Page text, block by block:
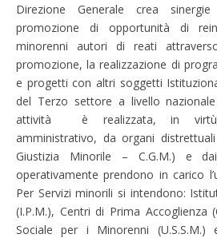
Direzione Generale crea
promozione di opportunità di
minorenni autori di reati
promozione, la realizzazione di
e progetti con altri soggetti
del Terzo settore a livello
attività è realizzata, in virtù
amministrativo, da organi
Giustizia Minorile – C.G.M.) e
operativamente prendono in carico
Per Servizi minorili si intendono:
(I.P.M.), Centri di Prima Accoglienza
Sociale per i Minorenni (U.S.S.M.)